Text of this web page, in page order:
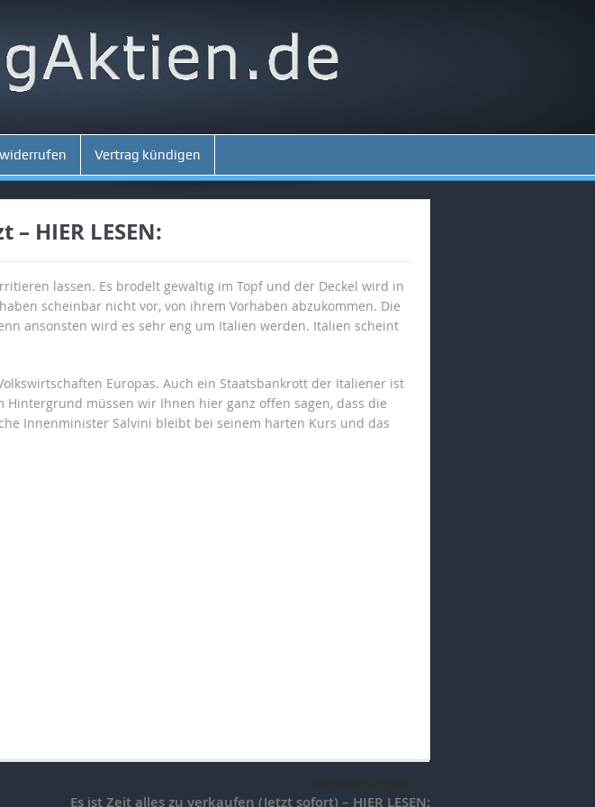
Vertrag kündigen
HIER LESEN:
lassen. Es brodelt gewaltig im Topf und der Deckel wird in
scheinbar nicht vor, von ihrem Vorhaben abzukommen. Die
ansonsten wird es sehr eng um Italien werden. Italien scheint
Europas. Auch ein Staatsbankrott der Italiener ist
müssen wir Ihnen hier ganz offen sagen, dass die
Innenminister Salvini bleibt bei seinem harten Kurs und das
Es ist Zeit alles zu verkaufen (Jetzt sofort) – HIER LESEN: